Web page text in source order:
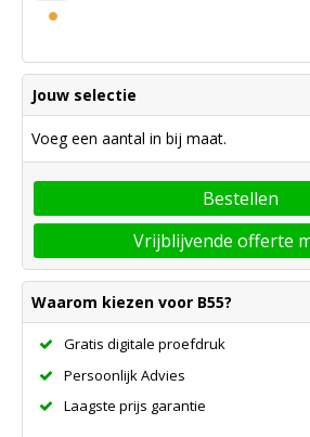
Jouw selectie
Voeg een aantal in bij maat.
Bestellen
Vrijblijvende offerte
Waarom kiezen voor B55?
Gratis digitale proefdruk
Persoonlijk Advies
Laagste prijs garantie